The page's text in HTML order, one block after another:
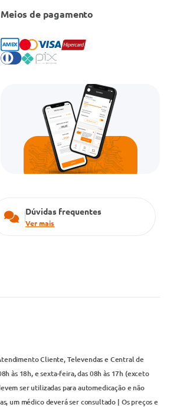
Meios de pagamento
Dúvidas frequentes
Ver mais
Cliente, Televendas e Central de
às 18h, e sexta-feira, das 08h às 17h (exceto
ser utilizadas para automedicação e não
um médico deverá ser consultado | Os preços e